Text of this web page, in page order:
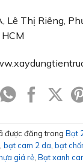
Lê Thị Riêng,
được đăng trong Bạt
, bạt cam 2 da, bạt
giá rẻ, Bạt xanh